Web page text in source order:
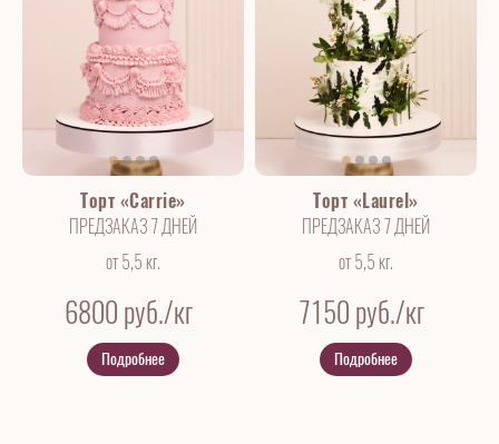
Торт «Carrie»
ПРЕДЗАКАЗ 7 ДНЕЙ
от 5,5 кг.
6800 руб./кг
Подробнее
Торт «Laurel»
ПРЕДЗАКАЗ 7 ДНЕЙ
от 5,5 кг.
7150 руб./кг
Подробнее